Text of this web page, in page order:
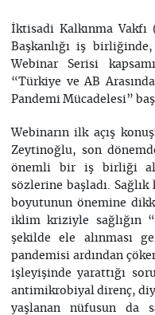
İktisadi Kalkınma Vakfı
Başkanlığı iş
Webinar Serisi
“Türkiye ve AB
Pandemi Mücadelesi”
Webinarın ilk açış
Zeytinoğlu, son
önemli bir iş birliği
sözlerine başladı.
boyutunun önemine
iklim kriziyle sağlığın
şekilde ele alınması
pandemisi ardından
işleyişinde yarattığı
antimikrobiyal direnç,
yaşlanan nüfusun da